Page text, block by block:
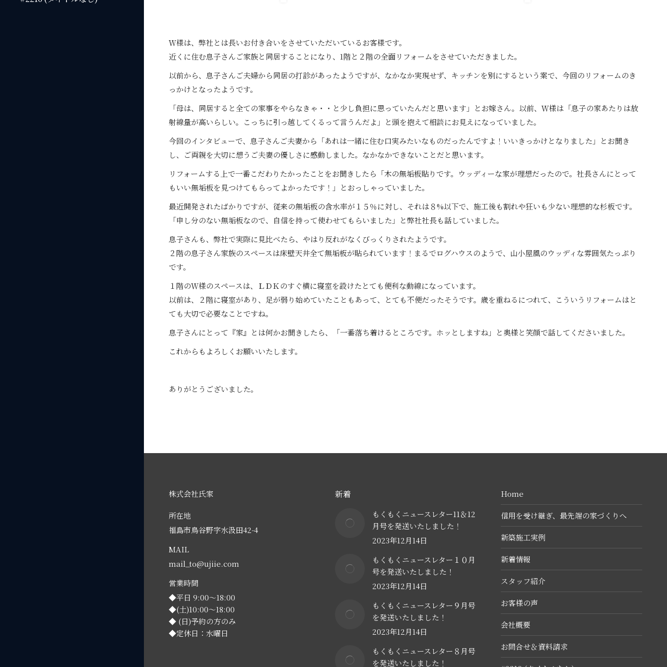
Ｗ様は、弊社とは長いお付き合いをさせていただいているお客様です。
近くに住む息子さんご家族と同居することになり、1階と２階の全面リフォームをさせていただきました。
以前から、息子さんご夫婦から同居の打診があったようですが、なかなか実現せず、キッチンを別にするという案で、今回のリフォームのき
っかけとなったようです。
「母は、同居すると全ての家事をやらなきゃ・・と少し負担に思っていたんだと思います」とお嫁さん。以前、Ｗ様は「息子の家あたりは放
射線量が高いらしい。こっちに引っ越してくるって言うんだよ」と頭を抱えて相談にお見えになっていました。
今回のインタビューで、息子さんご夫妻から「あれは一緒に住む口実みたいなものだったんですよ！いいきっかけとなりました」とお聞き
し、ご両親を大切に想うご夫妻の優しさに感動しました。なかなかできないことだと思います。
リフォームする上で一番こだわりたかったことをお聞きしたら「木の無垢板貼りです。ウッディーな家が理想だったので。社長さんにとって
もいい無垢板を見つけてもらってよかったです！」とおっしゃっていました。
最近開発されたばかりですが、従来の無垢板の含水率が１５％に対し、それは８%以下で、施工後も割れや狂いも少ない理想的な杉板です。
「申し分のない無垢板なので、自信を持って使わせてもらいました」と弊社社長も話していました。
息子さんも、弊社で実際に見比べたら、やはり反れがなくびっくりされたようです。
２階の息子さん家族のスペースは床壁天井全て無垢板が貼られています！まるでログハウスのようで、山小屋風のウッディな雰囲気たっぷり
です。
１階のＷ様のスペースは、ＬＤＫのすぐ横に寝室を設けたとても便利な動線になっています。
以前は、２階に寝室があり、足が弱り始めていたこともあって、とても不便だったそうです。歳を重ねるにつれて、こういうリフォームはと
ても大切で必要なことですね。
息子さんにとって『家』とは何かお聞きしたら、「一番落ち着けるところです。ホッとしますね」と奥様と笑顔で話してくださいました。
これからもよろしくお願いいたします。
ありがとうございました。
株式会社氏家
所在地
福島市鳥谷野字水汲田42-4
MAIL
mail_to@ujiie.com
営業時間
◆平日 9:00～18:00
◆(土)10:00～18:00
◆ (日)予約の方のみ
◆定休日：水曜日
新着
もくもくニュースレター11＆12
月号を発送いたしました！
2023年12月14日
もくもくニュースレター１０月
号を発送いたしました！
2023年12月14日
もくもくニュースレター９月号
を発送いたしました！
2023年12月14日
もくもくニュースレター８月号
を発送いたしました！
Home
信用を受け継ぎ、最先端の家づくりへ
新築施工実例
新着情報
スタッフ紹介
お客様の声
会社概要
お問合せ＆資料請求